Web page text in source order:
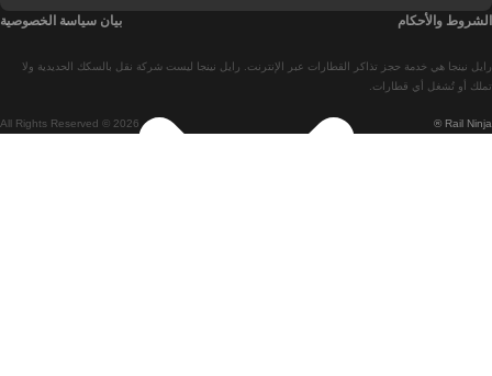
قطارات من مدريد إلى برشلونة Rail Ninja ®
All Rights Reserved © 2026
رايل نينجا هي خدمة حجز تذاكر القطارات عبر الإنترنت. رايل نينجا ليست شركة نقل بالسكك الحديدية ولا
تملك أو تُشغل أي قطارات.
الشروط والأحكام بيان سياسة الخصوصية